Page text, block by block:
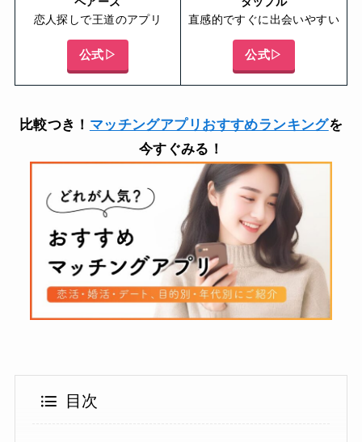
恋人探しで王道のアプリ
直感的ですぐに出会いやすい
公式▷ 公式▷
比較つき！ マッチングアプリおすすめランキングを
今すぐみる！
目次